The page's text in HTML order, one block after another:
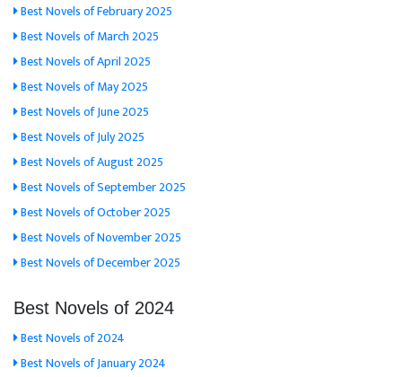
Best Novels of February 2025
Best Novels of March 2025
Best Novels of April 2025
Best Novels of May 2025
Best Novels of June 2025
Best Novels of July 2025
Best Novels of August 2025
Best Novels of September 2025
Best Novels of October 2025
Best Novels of November 2025
Best Novels of December 2025
Best Novels of 2024
Best Novels of 2024
Best Novels of January 2024